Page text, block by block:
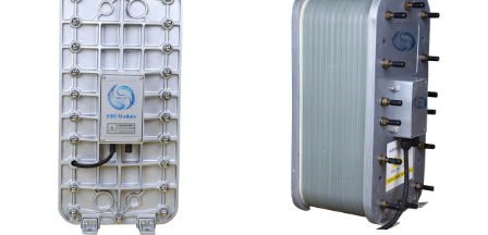
坎普尔EDI膜堆维修 MK-TC500 EDI模块